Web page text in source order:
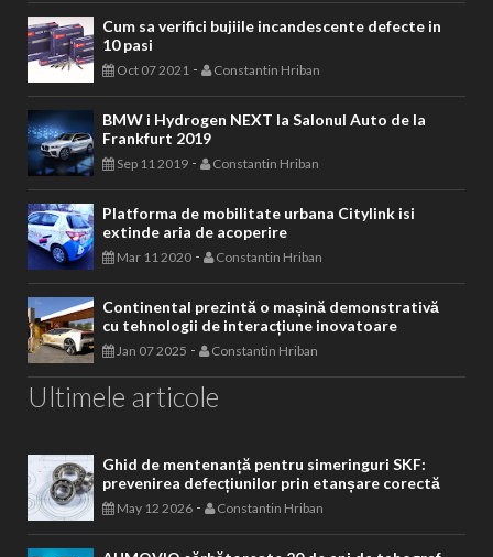
Cum sa verifici bujiile incandescente defecte in
10 pasi
Oct 07 2021 - Constantin Hriban
BMW i Hydrogen NEXT la Salonul Auto de la
Frankfurt 2019
Sep 11 2019 - Constantin Hriban
Platforma de mobilitate urbana Citylink isi
extinde aria de acoperire
Mar 11 2020 - Constantin Hriban
Continental prezintă o mașină demonstrativă
cu tehnologii de interacțiune inovatoare
Jan 07 2025 - Constantin Hriban
Ultimele articole
Ghid de mentenanță pentru simeringuri SKF:
prevenirea defecțiunilor prin etanșare corectă
May 12 2026 - Constantin Hriban